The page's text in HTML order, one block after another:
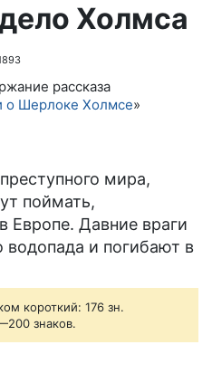
Холмса
рассказа
о Шерлоке Холмсе»
мира,
поймать,
Европе. Давние враги
водопада и погибают в
короткий: 176 зн.
знаков.